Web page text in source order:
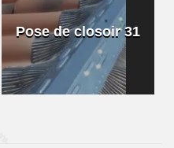
Pose de closoir 31